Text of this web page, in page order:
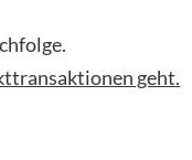
geht.